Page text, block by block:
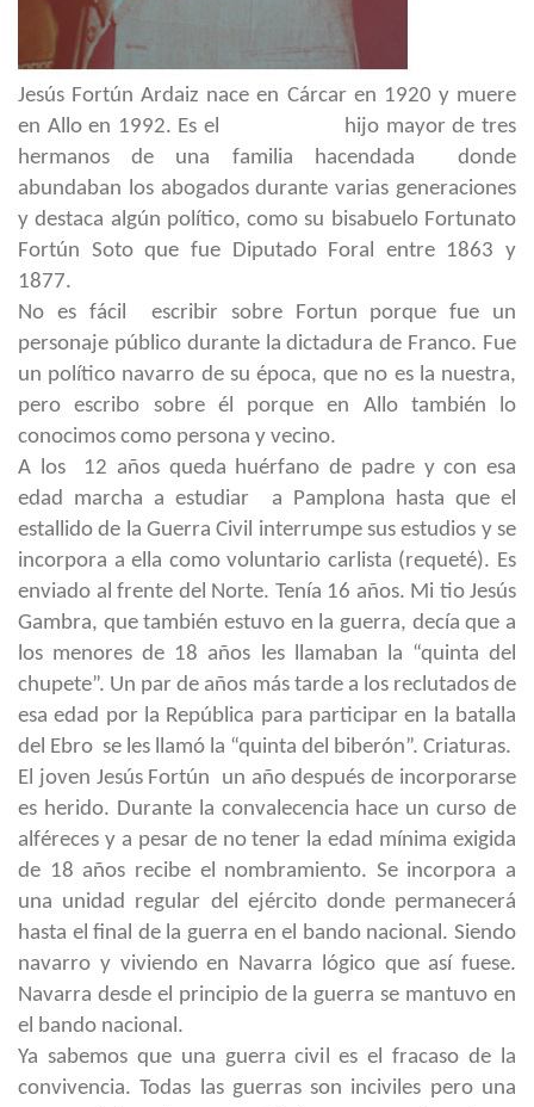
Jesús Fortún Ardaiz nace en Cárcar en 1920 y muere
en Allo en 1992. Es el hijo mayor de tres
hermanos de una familia hacendada donde
abundaban los abogados durante varias generaciones
y destaca algún político, como su bisabuelo Fortunato
Fortún Soto que fue Diputado Foral entre 1863 y
1877.
No es fácil escribir sobre Fortun porque fue un
personaje público durante la dictadura de Franco. Fue
un político navarro de su época, que no es la nuestra,
pero escribo sobre él porque en Allo también lo
conocimos como persona y vecino.
A los 12 años queda huérfano de padre y con esa
edad marcha a estudiar a Pamplona hasta que el
estallido de la Guerra Civil interrumpe sus estudios y se
incorpora a ella como voluntario carlista (requeté). Es
enviado al frente del Norte. Tenía 16 años. Mi tio Jesús
Gambra, que también estuvo en la guerra, decía que a
los menores de 18 años les llamaban la “quinta del
chupete”. Un par de años más tarde a los reclutados de
esa edad por la República para participar en la batalla
del Ebro se les llamó la “quinta del biberón”. Criaturas.
El joven Jesús Fortún un año después de incorporarse
es herido. Durante la convalecencia hace un curso de
alféreces y a pesar de no tener la edad mínima exigida
de 18 años recibe el nombramiento. Se incorpora a
una unidad regular del ejército donde permanecerá
hasta el final de la guerra en el bando nacional. Siendo
navarro y viviendo en Navarra lógico que así fuese.
Navarra desde el principio de la guerra se mantuvo en
el bando nacional.
Ya sabemos que una guerra civil es el fracaso de la
convivencia. Todas las guerras son inciviles pero una